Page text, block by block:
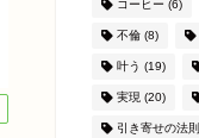
コーヒー (6)
不倫(8)
叶う (19)
実現 (20)
引き寄せの法則